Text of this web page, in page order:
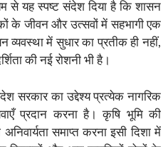
से यह स्पष्ट संदेश दिया है कि शासन
के जीवन और उत्सवों में सहभागी एक
व्यवस्था में सुधार का प्रतीक ही नहीं,
की नई रोशनी भी है।
सरकार का उद्देश्य प्रत्येक नागरिक
प्रदान करना है। कृषि भूमि की
समाप्त करना इसी दिशा में